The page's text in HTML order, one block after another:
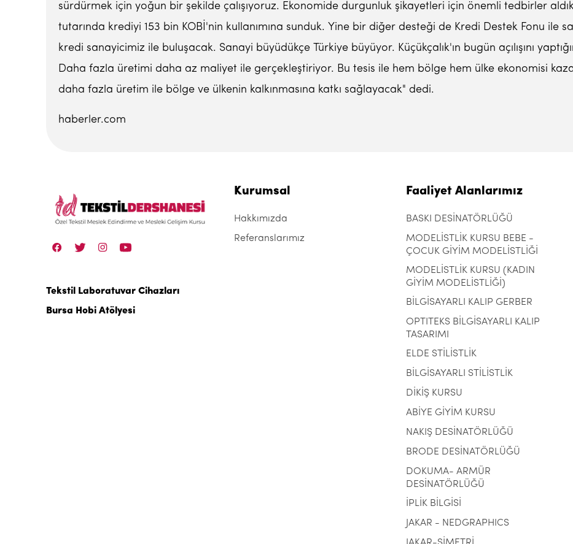
sürdürmek için yoğun bir şekilde çalışıyoruz. Ekonomide durgunluk şikayetleri için önemli tedbirler
tutarında krediyi 153 bin KOBİ'nin kullanımına sunduk. Yine bir diğer desteği de Kredi Destek Fonu ile
kredi sanayicimiz ile buluşacak. Sanayi büyüdükçe Türkiye büyüyor. Küçükçalık'ın bugün açılışını
Daha fazla üretimi daha az maliyet ile gerçekleştiriyor. Bu tesis ile hem bölge hem ülke ekonomisi
daha fazla üretim ile bölge ve ülkenin kalkınmasına katkı sağlayacak" dedi.
haberler.com
Tekstil Laboratuvar Cihazları
Bursa Hobi Atölyesi
Kurumsal
Hakkımızda
Referanslarımız
Faaliyet Alanlarımız
BASKI DESİNATÖRLÜĞÜ
MODELİSTLİK KURSU BEBE -
ÇOCUK GİYİM MODELİSTLİĞİ
MODELİSTLİK KURSU (KADIN
GİYİM MODELİSTLİĞİ)
BİLGİSAYARLI KALIP GERBER
OPTITEKS BİLGİSAYARLI KALIP
TASARIMI
ELDE STİLİSTLİK
BİLGİSAYARLI STİLİSTLİK
DİKİŞ KURSU
ABİYE GİYİM KURSU
NAKIŞ DESİNATÖRLÜĞÜ
BRODE DESİNATÖRLÜĞÜ
DOKUMA- ARMÜR
DESİNATÖRLÜĞÜ
İPLİK BİLGİSİ
JAKAR - NEDGRAPHICS